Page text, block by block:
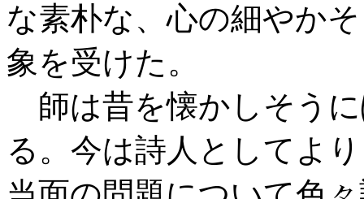
な素朴な、心の細やか
象を受けた。
師は昔を懐かしそう
る。今は詩人としてよ